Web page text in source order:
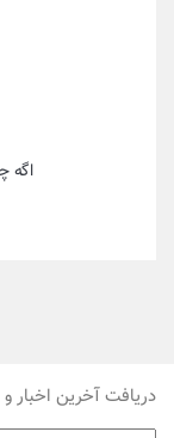
اگه
دریافت آخرین اخبار و